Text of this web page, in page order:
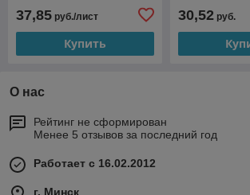
37,85 руб./лист
Купить
30,52руб.
О нас
Рейтинг не сформирован
Менее 5 отзывов за последний год
Работает с 16.02.2012
г. Минск